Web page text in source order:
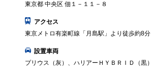
東京都 中央区 佃１－１１－８
アクセス
東京メトロ有楽町線「月島駅」より徒歩約8分
設置車両
プリウス（灰）、ハリアーＨＹＢＲＩＤ（黒）